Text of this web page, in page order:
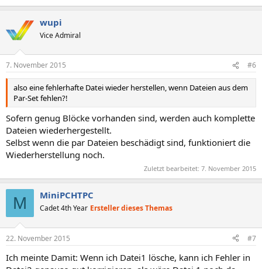
wupi
Vice Admiral
7. November 2015 #6
also eine fehlerhafte Datei wieder herstellen, wenn Dateien aus dem
Par-Set fehlen?!
Sofern genug Blöcke vorhanden sind, werden auch komplette
Dateien wiederhergestellt.
Selbst wenn die par Dateien beschädigt sind, funktioniert die
Wiederherstellung noch.
Zuletzt bearbeitet: 7. November 2015
M MiniPCHTPC
Cadet 4th Year Ersteller dieses Themas
22. November 2015 #7
Ich meinte Damit: Wenn ich Datei1 lösche, kann ich Fehler in